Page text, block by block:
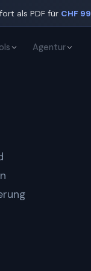
als PDF für CHF 99
Agentur